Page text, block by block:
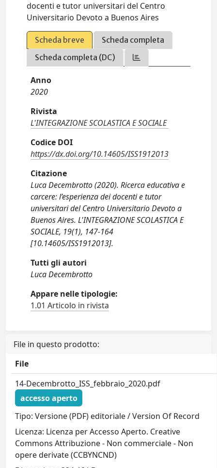
docenti e tutor universitari del Centro
Universitario Devoto a Buenos Aires
Scheda breve
Scheda completa
Scheda completa (DC)
Anno
2020
Rivista
L'INTEGRAZIONE SCOLASTICA E SOCIALE
Codice DOI
https://dx.doi.org/10.14605/ISS1912013
Citazione
Luca Decembrotto (2020). Ricerca educativa e
carcere: l’esperienza dei docenti e tutor
universitari del Centro Universitario Devoto a
Buenos Aires. L'INTEGRAZIONE SCOLASTICA E
SOCIALE, 19(1), 147-164
[10.14605/ISS1912013].
Tutti gli autori
Luca Decembrotto
Appare nelle tipologie:
1.01 Articolo in rivista
File in questo prodotto:
File
14-Decembrotto_ISS_febbraio_2020.pdf
accesso aperto
Tipo: Versione (PDF) editoriale / Version Of Record
Licenza: Licenza per Accesso Aperto. Creative
Commons Attribuzione - Non commerciale - Non
opere derivate (CCBYNCND)